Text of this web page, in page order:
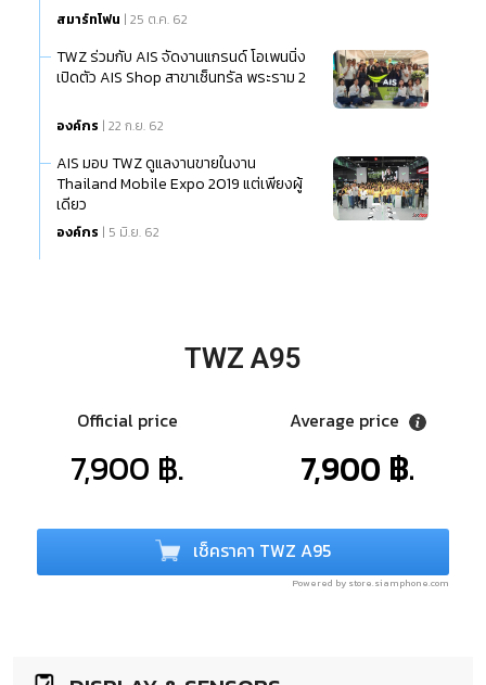
สมาร์ทโฟน | 25 ต.ค. 62
TWZ ร่วมกับ AIS จัดงานแกรนด์ โอเพนนิ่ง
เปิดตัว AIS Shop สาขาเซ็นทรัล พระราม 2
องค์กร | 22 ก.ย. 62
AIS มอบ TWZ ดูแลงานขายในงาน
Thailand Mobile Expo 2019 แต่เพียงผู้
เดียว
องค์กร | 5 มิ.ย. 62
TWZ A95
Official price
7,900 ฿.
Average price
7,900 ฿.
เช็คราคา TWZ A95
Powered by store.siamphone.com